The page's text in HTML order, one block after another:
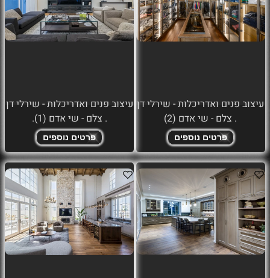
עיצוב פנים ואדריכלות - שירלי דן
. צלם - שי אדם (2)
פרטים נוספים
עיצוב פנים ואדריכלות - שירלי דן
. צלם - שי אדם (1).
פרטים נוספים